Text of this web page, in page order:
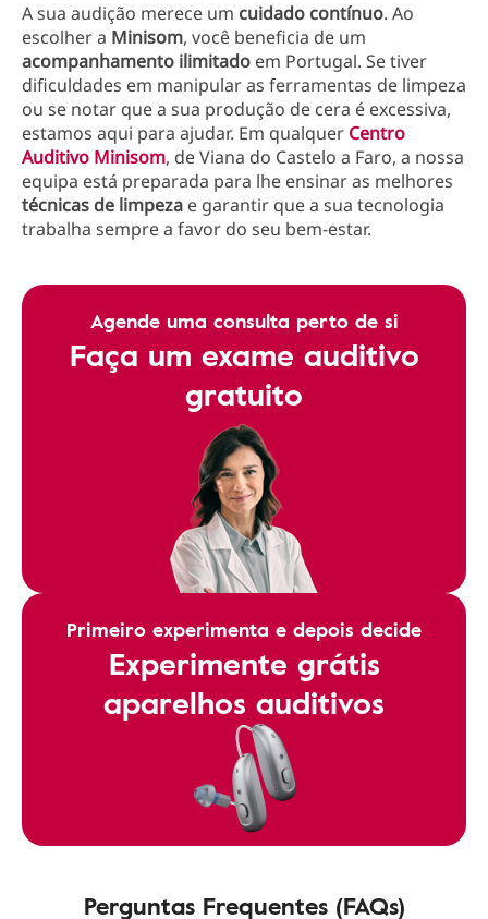
A sua audição merece um cuidado contínuo. Ao
escolher a Minisom, você beneficia de um
acompanhamento ilimitado em Portugal. Se tiver
dificuldades em manipular as ferramentas de limpeza
ou se notar que a sua produção de cera é excessiva,
estamos aqui para ajudar. Em qualquer Centro
Auditivo Minisom, de Viana do Castelo a Faro, a nossa
equipa está preparada para lhe ensinar as melhores
técnicas de limpeza e garantir que a sua tecnologia
trabalha sempre a favor do seu bem-estar.
Agende uma consulta perto de si
Faça um exame auditivo
gratuito
Primeiro experimenta e depois decide
Experimente grátis
aparelhos auditivos
Perguntas Frequentes (FAQs)